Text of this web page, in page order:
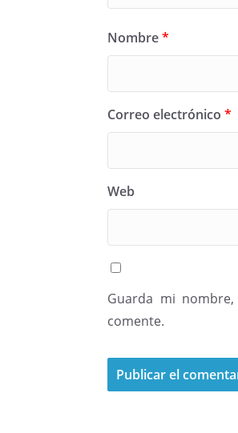
Nombre*
Correo electrónico*
Web
Guarda mi
comente.